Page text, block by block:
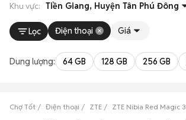
Khu vực: Tiền Giang, Huyện Tân Phú Đông
Lọc Điện thoại Giá
Dung lượng: 64 GB 128 GB 256 GB
Chợ Tốt Điện thoại ZTE ZTE Nibia Red Magic 3